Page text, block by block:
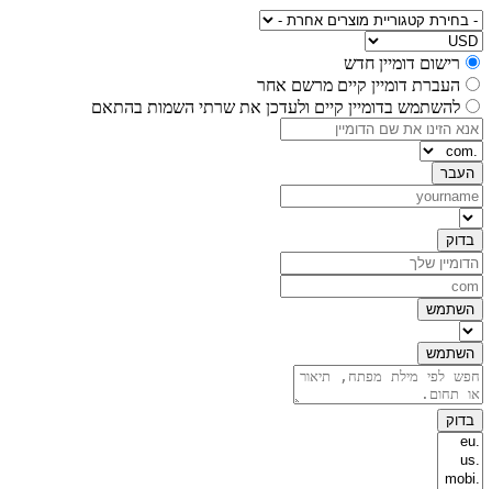
רישום דומיין חדש
העברת דומיין קיים מרשם אחר
להשתמש בדומיין קיים ולעדכן את שרתי השמות בהתאם
העבר
בדוק
השתמש
השתמש
בדוק